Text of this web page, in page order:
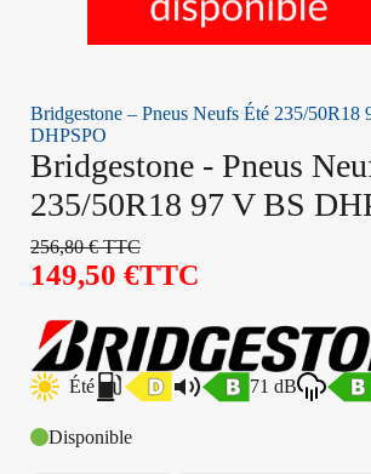
Bridgestone – Pneus Neufs Été 235/50R18
DHPSPO
Bridgestone - Pneus
235/50R18 97 V BS
256,80€TTC
149,50 €TTC
Été 71 dB
Disponible